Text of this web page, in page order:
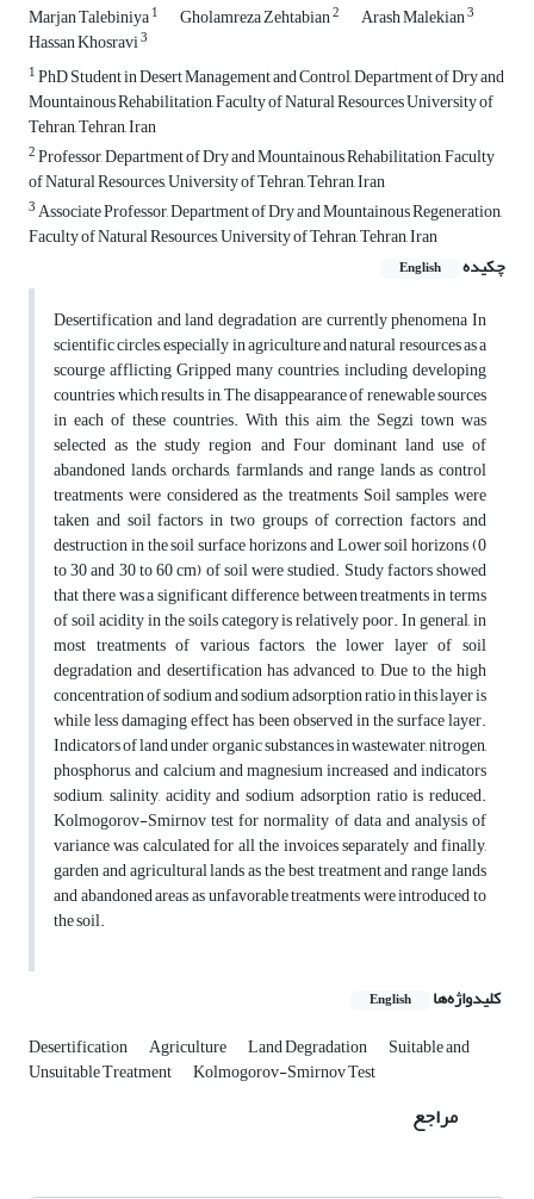
Marjan Talebiniya1 Gholamreza Zehtabian2 Arash Malekian3
Hassan Khosravi3
1PhD Student in Desert Management and Control, Department of Dry and
Mountainous Rehabilitation, Faculty of Natural Resources University of
Tehran, Tehran, Iran
2Professor, Department of Dry and Mountainous Rehabilitation, Faculty
of Natural Resources, University of Tehran, Tehran, Iran
3Associate Professor, Department of Dry and Mountainous Regeneration,
Faculty of Natural Resources, University of Tehran, Tehran, Iran
چکیده
English
Desertification and land degradation are currently phenomena In
scientific circles, especially in agriculture and natural resources as a
scourge afflicting Gripped many countries, including developing
countries which results in, The disappearance of renewable sources
in each of these countries. With this aim, the Segzi town was
selected as the study region and Four dominant land use of
abandoned lands, orchards, farmlands and range lands as control
treatments were considered as the treatments Soil samples were
taken and soil factors in two groups of correction factors and
destruction in the soil surface horizons and Lower soil horizons (0
to 30 and 30 to 60 cm) of soil were studied. Study factors showed
that there was a significant difference between treatments in terms
of soil acidity in the soils category is relatively poor. In general, in
most treatments of various factors, the lower layer of soil
degradation and desertification has advanced to, Due to the high
concentration of sodium and sodium adsorption ratio in this layer is
while less damaging effect has been observed in the surface layer.
Indicators of land under organic substances in wastewater, nitrogen,
phosphorus, and calcium and magnesium increased and indicators
sodium, salinity, acidity and sodium adsorption ratio is reduced.
Kolmogorov-Smirnov test for normality of data and analysis of
variance was calculated for all the invoices separately and finally,
garden and agricultural lands as the best treatment and range lands
and abandoned areas as unfavorable treatments were introduced to
the soil.
کلیدواژه‌ها English
Desertification Agriculture Land Degradation Suitable and
Unsuitable Treatment Kolmogorov-Smirnov Test
مراجع